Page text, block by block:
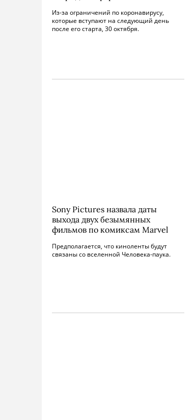
Из-за ограничений по коронавирусу,
которые вступают на следующий день
после его старта, 30 октября.
Sony Pictures назвала даты
выхода двух безымянных
фильмов по комиксам Marvel
Предполагается, что киноленты будут
связаны со вселенной Человека-паука.